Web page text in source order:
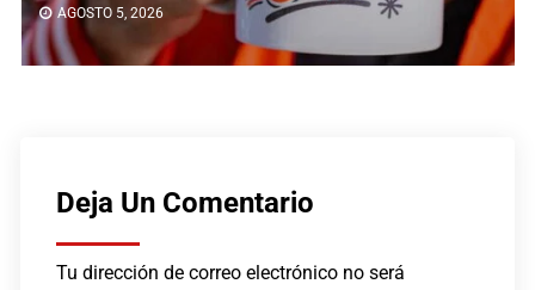
AGOSTO 5, 2026
Deja Un Comentario
Tu dirección de correo electrónico no será